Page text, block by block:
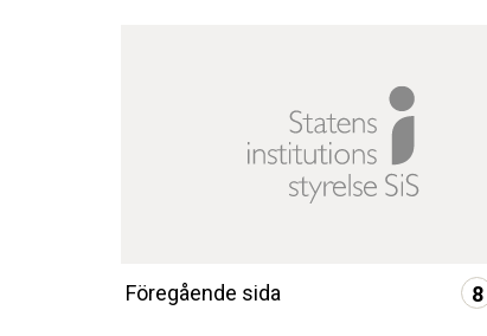
Föregående sida 8